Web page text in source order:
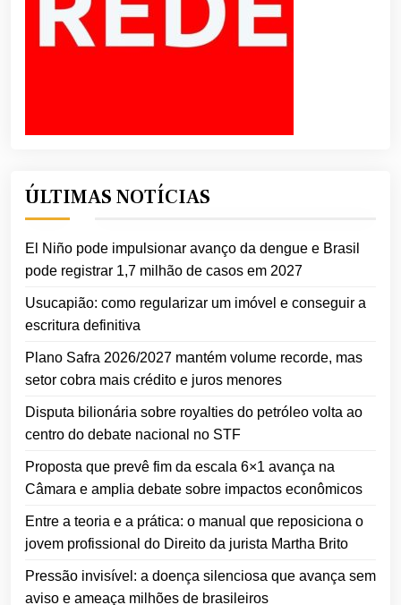
ÚLTIMAS NOTÍCIAS
El Niño pode impulsionar avanço da dengue e Brasil
pode registrar 1,7 milhão de casos em 2027
Usucapião: como regularizar um imóvel e conseguir a
escritura definitiva
Plano Safra 2026/2027 mantém volume recorde, mas
setor cobra mais crédito e juros menores
Disputa bilionária sobre royalties do petróleo volta ao
centro do debate nacional no STF
Proposta que prevê fim da escala 6×1 avança na
Câmara e amplia debate sobre impactos econômicos
Entre a teoria e a prática: o manual que reposiciona o
jovem profissional do Direito da jurista Martha Brito
Pressão invisível: a doença silenciosa que avança sem
aviso e ameaça milhões de brasileiros